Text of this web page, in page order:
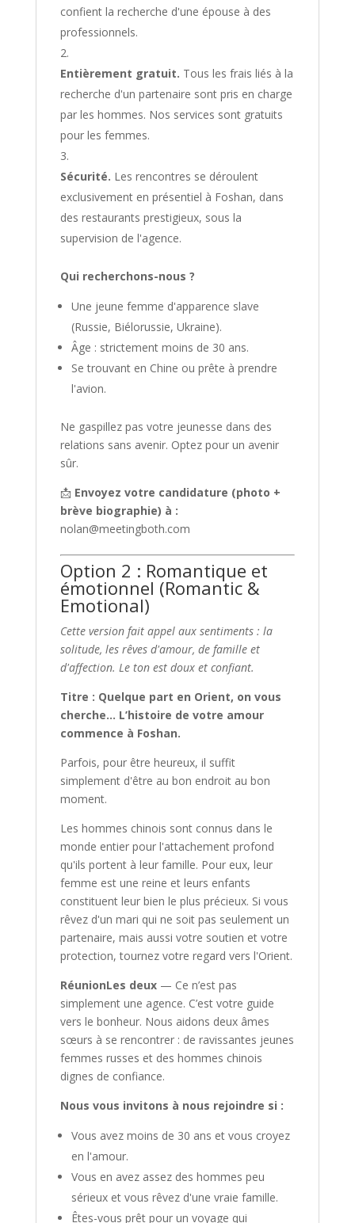
confient la recherche d'une épouse à des
professionnels.
Entièrement gratuit. Tous les frais liés à la
recherche d'un partenaire sont pris en charge
par les hommes. Nos services sont gratuits
pour les femmes.
Sécurité. Les rencontres se déroulent
exclusivement en présentiel à Foshan, dans
des restaurants prestigieux, sous la
supervision de l'agence.
Qui recherchons-nous ?
Une jeune femme d'apparence slave
(Russie, Biélorussie, Ukraine).
Âge : strictement moins de 30 ans.
Se trouvant en Chine ou prête à prendre
l'avion.
Ne gaspillez pas votre jeunesse dans des
relations sans avenir. Optez pour un avenir
sûr.
📩 Envoyez votre candidature (photo +
brève biographie) à :
nolan@meetingboth.com
Option 2 : Romantique et
émotionnel (Romantic &
Emotional)
Cette version fait appel aux sentiments : la
solitude, les rêves d'amour, de famille et
d'affection. Le ton est doux et confiant.
Titre : Quelque part en Orient, on vous
cherche… L’histoire de votre amour
commence à Foshan.
Parfois, pour être heureux, il suffit
simplement d'être au bon endroit au bon
moment.
Les hommes chinois sont connus dans le
monde entier pour l'attachement profond
qu'ils portent à leur famille. Pour eux, leur
femme est une reine et leurs enfants
constituent leur bien le plus précieux. Si vous
rêvez d'un mari qui ne soit pas seulement un
partenaire, mais aussi votre soutien et votre
protection, tournez votre regard vers l'Orient.
RéunionLes deux— Ce n’est pas
simplement une agence. C’est votre guide
vers le bonheur. Nous aidons deux âmes
sœurs à se rencontrer : de ravissantes jeunes
femmes russes et des hommes chinois
dignes de confiance.
Nous vous invitons à nous rejoindre si :
Vous avez moins de 30 ans et vous croyez
en l'amour.
Vous en avez assez des hommes peu
sérieux et vous rêvez d'une vraie famille.
Êtes-vous prêt pour un voyage qui